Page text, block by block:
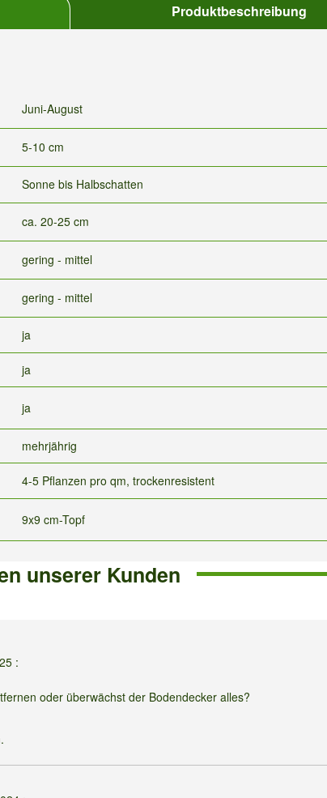
Produktbeschreibung
Juni-August
5-10 cm
Sonne bis Halbschatten
ca. 20-25 cm
gering - mittel
gering - mittel
ja
ja
ja
mehrjährig
4-5 Pflanzen pro qm, trockenresistent
9x9 cm-Topf
unserer Kunden
:
oder überwächst der Bodendecker alles?